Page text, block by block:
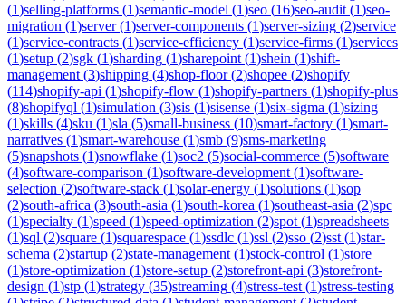
(1)selling-platforms (1)semantic-model (1)seo (16)seo-audit (1)seo-
migration (1)server(1)server-components (1)server-sizing (2)service
(1)service-contracts (1)service-efficiency (1)service-firms (1)services
(1)setup (2)sgk (1)sharding (1)sharepoint (1)shein (1)shift-
management (3)shipping (4)shop-floor(2)shopee (2)shopify
(114)shopify-api (1)shopify-flow (1)shopify-partners (1)shopify-plus
(8)shopifyql (1)simulation (3)sis (1)sisense (1)six-sigma (1)sizing
(1)skills (4)sku (1)sla (5)small-business (10)smart-factory (1)smart-
narratives (1)smart-warehouse (1)smb (9)sms-marketing
(5)snapshots (1)snowflake (1)soc2 (5)social-commerce (5)software
(4)software-comparison (1)software-development (1)software-
selection (2)software-stack (1)solar-energy (1)solutions (1)sop
(2)south-africa (3)south-asia (1)south-korea (1)southeast-asia (2)spc
(1)specialty (1)speed (1)speed-optimization (2)spot (1)spreadsheets
(1)sql (2)square (1)squarespace (1)ssdlc (1)ssl (2)sso (2)sst (1)star-
schema (2)startup (2)state-management (1)stock-control (1)store
(1)store-optimization (1)store-setup (2)storefront-api (3)storefront-
design (1)stp (1)strategy (35)streaming (4)stress-test (1)stress-testing